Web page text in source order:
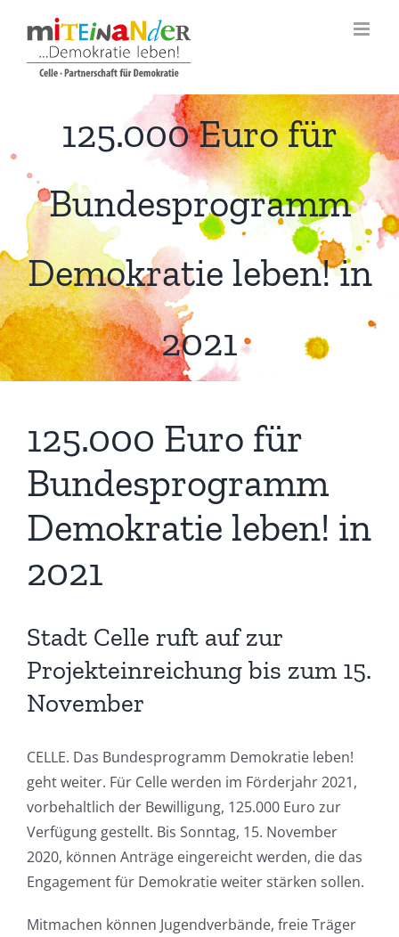
Inhalt
springen
125.000 Euro für
Bundesprogramm
Demokratie leben! in
2021
125.000 Euro für
Bundesprogramm
Demokratie leben! in
2021
Stadt Celle ruft auf zur
Projekteinreichung bis zum 15.
November
CELLE. Das Bundesprogramm Demokratie leben!
geht weiter. Für Celle werden im Förderjahr 2021,
vorbehaltlich der Bewilligung, 125.000 Euro zur
Verfügung gestellt. Bis Sonntag, 15. November
2020, können Anträge eingereicht werden, die das
Engagement für Demokratie weiter stärken sollen.
Mitmachen können Jugendverbände, freie Träger